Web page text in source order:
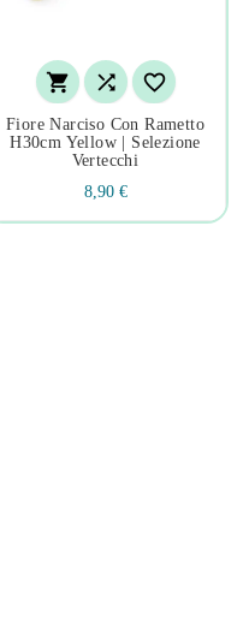
  
Fiore Narciso Con Rametto
H30cm Yellow | Selezione
Vertecchi
8,90 €